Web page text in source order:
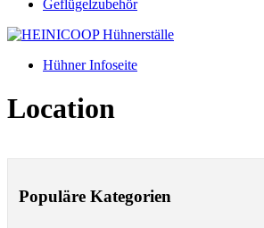
Geflügelzubehör
Hühner Infoseite
Location
Populäre Kategorien